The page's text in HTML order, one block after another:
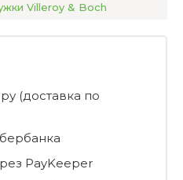
Villeroy & Boch
(доставка по
PayKeeper